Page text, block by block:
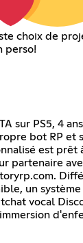
choix de
perso!
sur PS5, 4 ans
bot RP et
est prêt
partenaire
un
vocal